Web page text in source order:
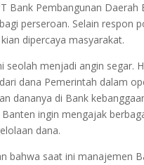
Bank Pembangunan Daerah
perseroan. Selain respon
dipercaya masyarakat.
menjadi angin segar.
dana Pemerintah dalam
dananya di Bank
ingin mengajak
dana.
bahwa saat ini manajemen